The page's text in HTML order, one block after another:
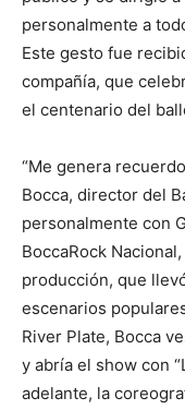
personalmente a
Este gesto fue
compañía, que
el centenario del
“Me genera
Bocca, director del
personalmente con
BoccaRock
producción, que
escenarios
River Plate, Bocca
y abría el show con
adelante, la